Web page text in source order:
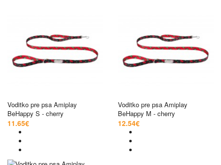
Voditko pre psa Amiplay
BeHappy S - cherry
11.65€
Voditko pre psa Amiplay
BeHappy M - cherry
12.54€